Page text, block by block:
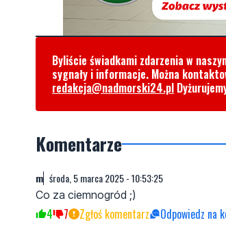
Byliście świadkami zdarzenia w
sygnały i informacje. Można
redakcja@nadmorski24.pl
Komentarze
m środa, 5 marca 2025 - 10:53:25
Co za ciemnogród ;)
4 7 Zgłoś komentarz Odpowiedz na